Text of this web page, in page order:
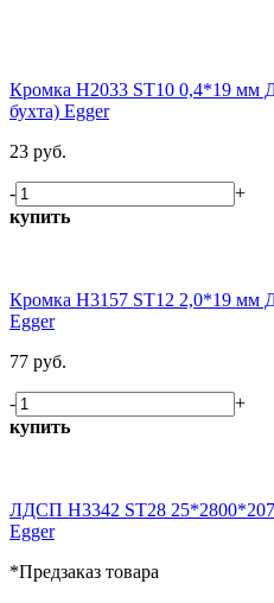
Кромка H2033 ST10 0,4*19 мм
бухта) Egger
23 руб.
-
+
купить
Кромка H3157 ST12 2,0*19 мм
Egger
77 руб.
-
+
купить
ЛДСП H3342 ST28
Egger
*Предзаказ товара